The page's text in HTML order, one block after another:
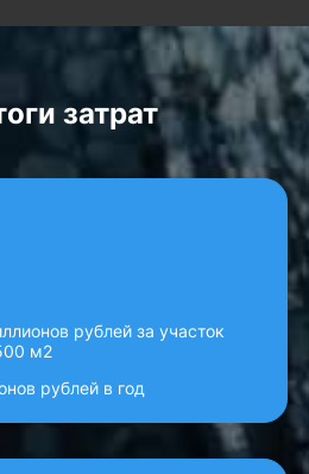
затрат
рублей за участок
м2
рублей в год